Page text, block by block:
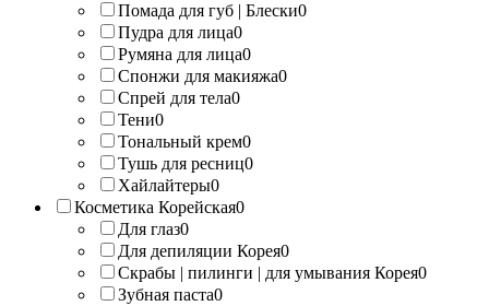
Помада для губ | Блески0
Пудра для лица0
Румяна для лица0
Спонжи для макияжа0
Спрей для тела0
Тени0
Тональный крем0
Тушь для ресниц0
Хайлайтеры0
Косметика Корейская0
Для глаз0
Для депиляции Корея0
Скрабы | пилинги | для умывания Корея0
Зубная паста0